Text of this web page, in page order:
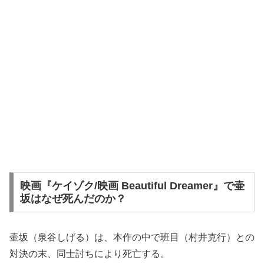
映画『ケイゾク/映画 Beautiful Dreamer』で壷
坂はなぜ死んだのか？
壷坂（泉谷しげる）は、本作の中で班目（村井克行）との
対決の末、同士討ちにより死亡する。